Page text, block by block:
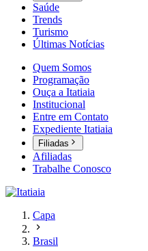
Saúde
Trends
Turismo
Últimas Notícias
Quem Somos
Programação
Ouça a Itatiaia
Institucional
Entre em Contato
Expediente Itatiaia
Filiadas
Afiliadas
Trabalhe Conosco
Capa
Brasil